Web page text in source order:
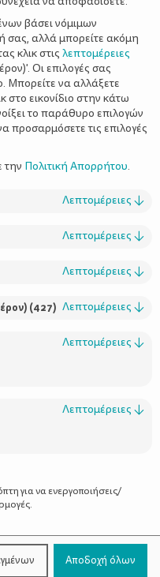
βάσει νόμιμων
σας, αλλά μπορείτε ακόμη
κλικ στις λεπτομέρειες
Οι επιλογές σας
Μπορείτε να αλλάξετε
εικονίδιο στην κάτω
το παράθυρο επιλογών
προσαρμόσετε τις επιλογές
την Πολιτική Απορρήτου.
Λεπτομέρειες ↓
Λεπτομέρειες ↓
Λεπτομέρειες ↓
(427) Λεπτομέρειες ↓
Λεπτομέρειες ↓
Λεπτομέρειες ↓
για να ενεργοποιήσεις/
Αποδοχή όλων